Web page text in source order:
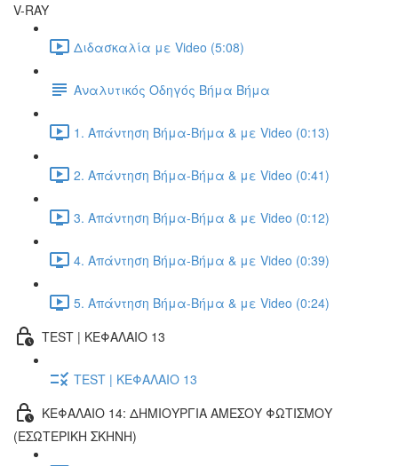
V-RAY
Διδασκαλία με Video (5:08)
Αναλυτικός Οδηγός Βήμα Βήμα
1. Απάντηση Βήμα-Βήμα & με Video (0:13)
2. Απάντηση Βήμα-Βήμα & με Video (0:41)
3. Απάντηση Βήμα-Βήμα & με Video (0:12)
4. Απάντηση Βήμα-Βήμα & με Video (0:39)
5. Απάντηση Βήμα-Βήμα & με Video (0:24)
TEST | ΚΕΦΑΛΑΙΟ 13
TEST | ΚΕΦΑΛΑΙΟ 13
ΚΕΦΑΛΑΙΟ 14: ΔΗΜΙΟΥΡΓΙΑ ΑΜΕΣΟΥ ΦΩΤΙΣΜΟΥ
(ΕΣΩΤΕΡΙΚΗ ΣΚΗΝΗ)